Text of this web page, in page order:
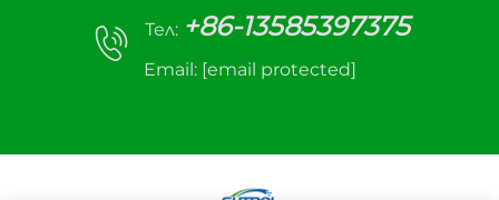
Тел: +86-13585397375
Email: [email protected]